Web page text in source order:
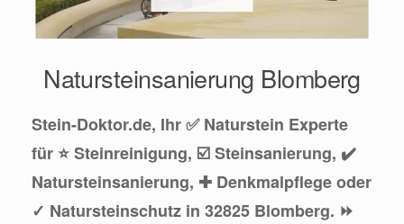
Natursteinsanierung Blomberg
Stein-Doktor.de, Ihr ✅ Naturstein Experte
für ⭐ Steinreinigung, ☑️ Steinsanierung, ✔️
Natursteinsanierung, ✚ Denkmalpflege oder
✓ Natursteinschutz in 32825 Blomberg. ⏩